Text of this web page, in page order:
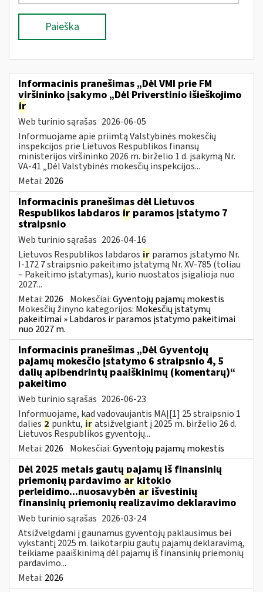
Paieška
Informacinis pranešimas „Dėl VMI prie FM
viršininko įsakymo „Dėl Priverstinio išieškojimo
ir
Web turinio sąrašas 2026-06-05
Informuojame apie priimtą Valstybinės mokesčių
inspekcijos prie Lietuvos Respublikos finansų
ministerijos viršininko 2026 m. birželio 1 d. įsakymą Nr.
VA-41 „Dėl Valstybinės mokesčių inspekcijos...
Metai: 2026
Informacinis pranešimas dėl Lietuvos
Respublikos labdaros ir paramos įstatymo 7
straipsnio
Web turinio sąrašas 2026-04-16
Lietuvos Respublikos labdaros ir paramos įstatymo Nr.
I-172 7 straipsnio pakeitimo įstatymą Nr. XV-785 (toliau
– Pakeitimo įstatymas), kurio nuostatos įsigalioja nuo
2027...
Metai: 2026 Mokesčiai:Gyventojų pajamų mokestis
Mokesčių žinyno kategorijos: Mokesčių įstatymų
pakeitimai » Labdaros ir paramos įstatymo pakeitimai
nuo 2027 m.
Informacinis pranešimas „Dėl Gyventojų
pajamų mokesčio įstatymo 6 straipsnio 4, 5
dalių apibendrintų paaiškinimų (komentarų)“
pakeitimo
Web turinio sąrašas 2026-06-23
Informuojame, kad vadovaujantis MAĮ[1] 25 straipsnio 1
dalies 2 punktu, iratsižvelgiant į 2025 m. birželio 26 d.
Lietuvos Respublikos gyventojų...
Metai: 2026 Mokesčiai:Gyventojų pajamų mokestis
Dėl 2025 metais gautų pajamų iš finansinių
priemonių pardavimo ar kitokio
perleidimo...nuosavybėn ar išvestinių
finansinių priemonių realizavimo deklaravimo
Web turinio sąrašas 2026-03-24
Atsižvelgdami į gaunamus gyventojų paklausimus bei
vykstantį 2025 m. laikotarpiu gautų pajamų deklaravimą,
teikiame paaiškinimą dėl pajamų iš finansinių priemonių
pardavimo...
Metai: 2026